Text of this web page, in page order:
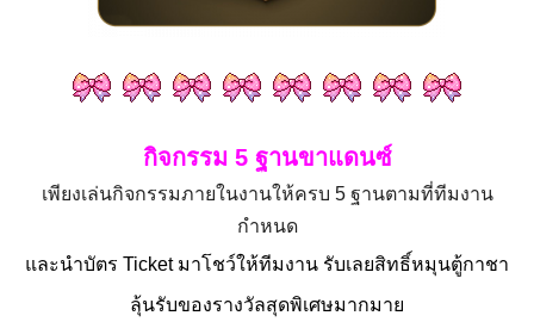
กิจกรรม 5 ฐานขาแดนซ์
เพียงเล่นกิจกรรมภายในงานให้ครบ 5 ฐานตามที่ทีมงาน
กำหนด
และนำบัตร Ticket มาโชว์ให้ทีมงาน รับเลยสิทธิ์หมุนตู้กาชา
ลุ้นรับของรางวัลสุดพิเศษมากมาย